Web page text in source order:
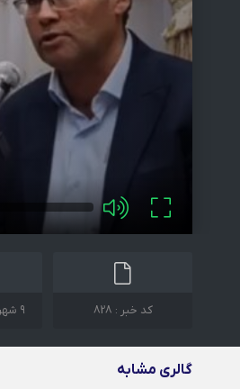
کد خبر : 828 ۹ شهریور، ۱۴۰۳ - ۱۷:۲۸
گالری مشابه